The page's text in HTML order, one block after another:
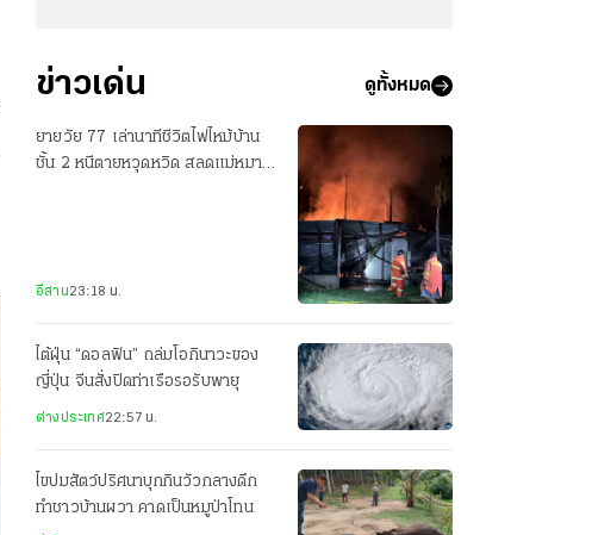
ข่าวเด่น ดูทั้งหมด
ยายวัย 77 เล่านาทีชีวิตไฟไหม้บ้าน
ชั้น 2 หนีตายหวุดหวิด สลดแม่หมา
อีสาน23:18 น.
ไต้ฝุ่น “ดอลฟิน” ถล่มโอกินาวะของ
ญี่ปุ่น จีนสั่งปิดท่าเรือรอรับพายุ
ต่างประเทศ22:57 น.
ไขปมสัตว์ปริศนาบุกกินวัวกลางดึก
ทำชาวบ้านผวา คาดเป็นหมูป่าโทน